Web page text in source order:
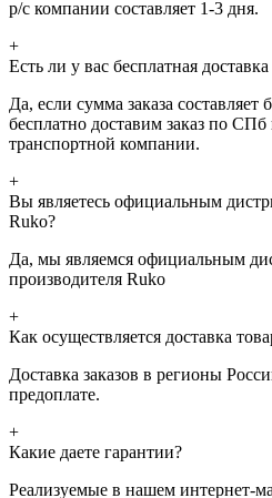
р/с компании составляет 1-3 дня.
+
Есть ли у вас бесплатная
Да, если сумма заказа
бесплатно доставим заказ по
транспортной компании.
+
Вы являетесь официальным
Ruko?
Да, мы являемся официальным
производителя Ruko
+
Как осуществляется доставка
Доставка заказов в регионы
предоплате.
+
Какие даете гарантии?
Реализуемые в нашем интернет-